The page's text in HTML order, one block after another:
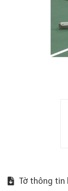
Tờ thông tin